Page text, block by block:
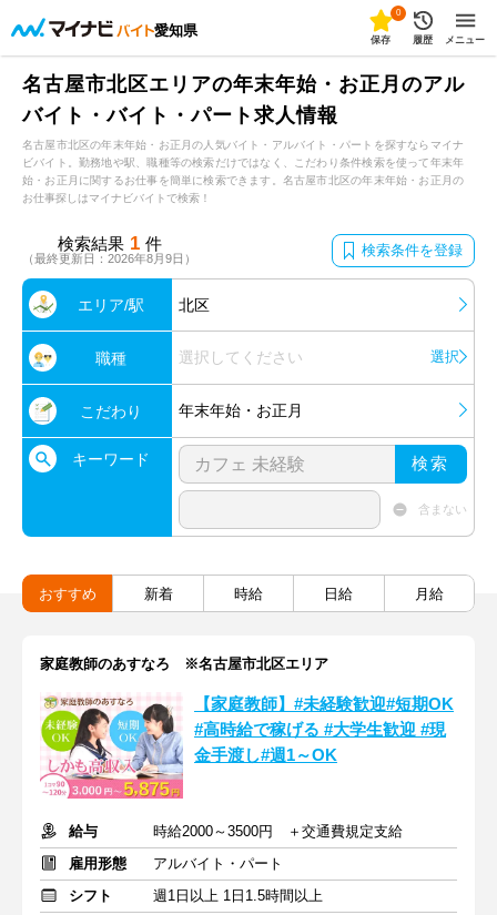
愛知県
0
保存 履歴 メニュー
名古屋市北区エリアの年末年始・お正月のアル
バイト・バイト・パート求人情報
名古屋市北区の年末年始・お正月の人気バイト・アルバイト・パートを探すならマイナ
ビバイト。勤務地や駅、職種等の検索だけではなく、こだわり条件検索を使って年末年
始・お正月に関するお仕事を簡単に検索できます。名古屋市北区の年末年始・お正月の
お仕事探しはマイナビバイトで検索！
検索結果 1 件
（最終更新日：2026年8月9日） 検索条件を登録
エリア/駅 北区
職種 選択してください 選択
こだわり 年末年始・お正月
キーワード 検索
含まない
おすすめ 新着 時給 日給 月給
家庭教師のあすなろ ※名古屋市北区エリア
【家庭教師】#未経験歓迎#短期OK
#高時給で稼げる #大学生歓迎 #現
金手渡し#週1～OK
給与
時給2000～3500円 ＋交通費規定支給
雇用形態
アルバイト・パート
シフト
週1日以上 1日1.5時間以上